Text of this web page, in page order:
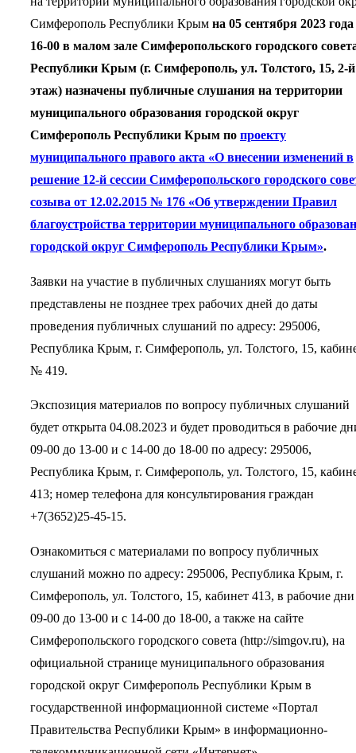
Симферополь Республики Крым на 05 сентября 2023
16-00 в малом зале Симферопольского городского
Республики Крым (г. Симферополь, ул. Толстого, 15, 2-й
этаж) назначены публичные слушания на территории
муниципального образования городской округ
Симферополь Республики Крым по проекту
муниципального правого акта «О внесении изменений в
решение 12-й сессии Симферопольского городского
созыва от 12.02.2015 № 176 «Об утверждении Правил
благоустройства территории муниципального
городской округ Симферополь Республики Крым».
Заявки на участие в публичных слушаниях могут быть
представлены не позднее трех рабочих дней до даты
проведения публичных слушаний по адресу: 295006,
Республика Крым, г. Симферополь, ул. Толстого, 15,
№ 419.
Экспозиция материалов по вопросу публичных слушаний
будет открыта 04.08.2023 и будет проводиться в рабочие
09-00 до 13-00 и с 14-00 до 18-00 по адресу: 295006,
Республика Крым, г. Симферополь, ул. Толстого, 15,
413; номер телефона для консультирования граждан
+7(3652)25-45-15.
Ознакомиться с материалами по вопросу публичных
слушаний можно по адресу: 295006, Республика Крым, г.
Симферополь, ул. Толстого, 15, кабинет 413, в рабочие дни
09-00 до 13-00 и с 14-00 до 18-00, а также на сайте
Симферопольского городского совета (http://simgov.ru), на
официальной странице муниципального образования
городской округ Симферополь Республики Крым в
государственной информационной системе «Портал
Правительства Республики Крым» в информационно-